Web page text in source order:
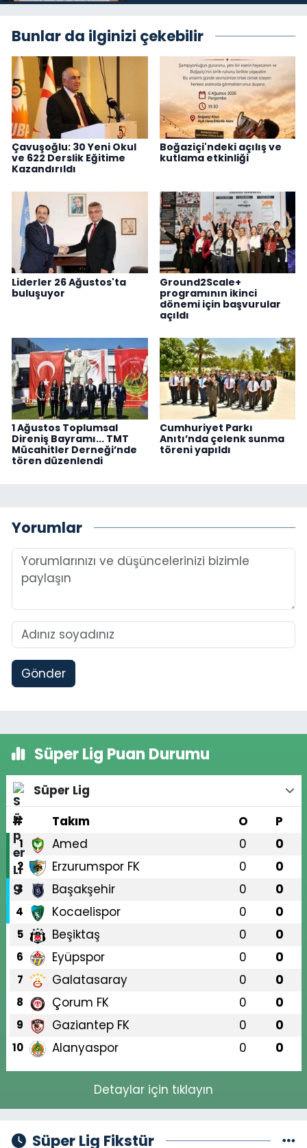
Bunlar da ilginizi çekebilir
Çavuşoğlu: 30 Yeni Okul
ve 622 Derslik Eğitime
Kazandırıldı
Boğaziçi'ndeki açılış ve
kutlama etkinliği
Liderler 26 Ağustos'ta
buluşuyor
Ground2Scale+
programının ikinci
dönemi için başvurular
açıldı
1 Ağustos Toplumsal
Direniş Bayramı... TMT
Mücahitler Derneği’nde
tören düzenlendi
Cumhuriyet Parkı
Anıtı’nda çelenk sunma
töreni yapıldı
Yorumlar
Gönder
Süper Lig Puan Durumu
Süper Lig
#
Takım O P
1 Amed 0 0
2 Erzurumspor FK 0 0
3 Başakşehir 0 0
4 Kocaelispor 0 0
5 Beşiktaş 0 0
6 Eyüpspor 0 0
7 Galatasaray 0 0
8 Çorum FK 0 0
9 Gaziantep FK 0 0
10 Alanyaspor 0 0
Detaylar için tıklayın
Süper Lig Fikstür